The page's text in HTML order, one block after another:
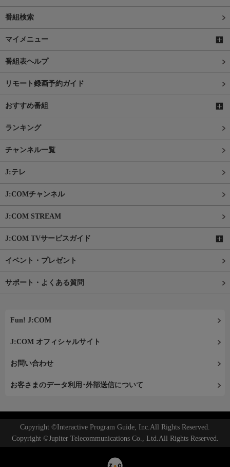
番組検索
マイメニュー
番組表ヘルプ
リモート録画予約ガイド
おすすめ番組
ランキング
チャンネル一覧
J:テレ
J:COMチャンネル
J:COM STREAM
J:COM TVサービスガイド
イベント・プレゼント
サポート・よくある質問
Fun! J:COM
J:COM オフィシャルサイト
お問い合わせ
お客さまのデータ利用･外部送信について
Copyright ©Interactive Program Guide, Inc.All Rights Reserved.
Copyright ©Jupiter Telecommunications Co., Ltd.All Rights Reserved.